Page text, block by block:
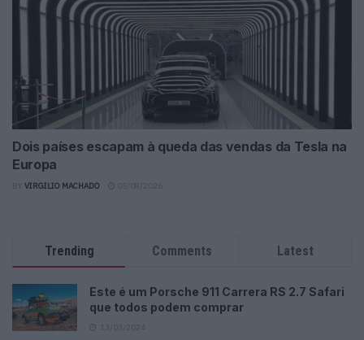
Dois países escapam à queda das vendas da Tesla na
Europa
VIRGILIO MACHADO
Trending Comments Latest
Este é um Porsche 911 Carrera RS 2.7 Safari
que todos podem comprar